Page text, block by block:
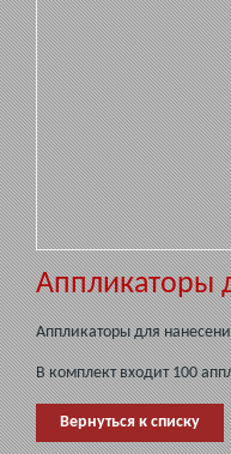
Аппликаторы
Аппликаторы для
В комплект входит 100
Вернуться к списку